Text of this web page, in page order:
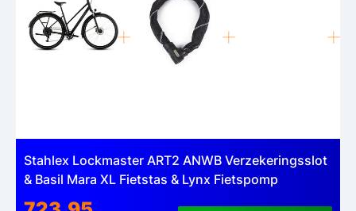
Stahlex Lockmaster ART2 ANWB Verzekeringsslot
& Basil Mara XL Fietstas & Lynx Fietspomp